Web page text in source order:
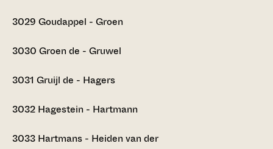
3029 Goudappel - Groen
3030 Groen de - Gruwel
3031 Gruijl de - Hagers
3032 Hagestein - Hartmann
3033 Hartmans - Heiden van der